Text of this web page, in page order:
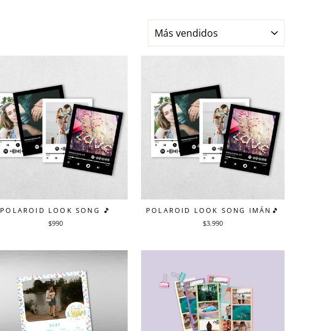
POLAROID LOOK SONG 🎵
$990
POLAROID LOOK SONG IMÁN🎵
$3.990